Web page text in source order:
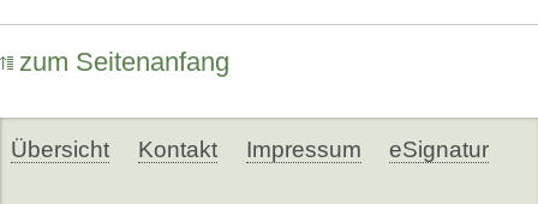
zum Seitenanfang
Übersicht Kontakt Impressum eSignatur